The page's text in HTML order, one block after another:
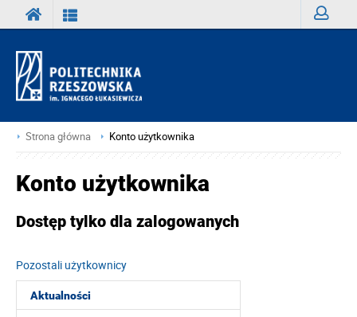
Strona główna Konto użytkownika
Aktualności
Konto użytkownika
Dostęp tylko dla zalogowanych
Pozostali użytkownicy